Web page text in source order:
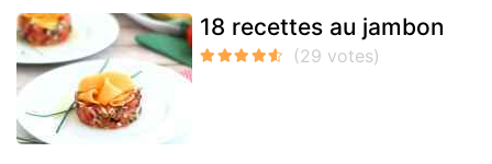
18 recettes au jambon